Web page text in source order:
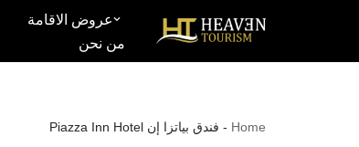
عروض الاقامة
من نحن
Home
- فندق بياتزا إن Piazza Inn Hotel